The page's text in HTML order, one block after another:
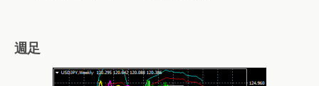
週足